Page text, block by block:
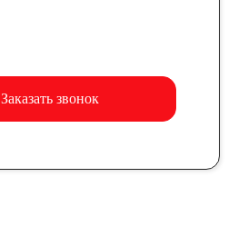
Заказать звонок